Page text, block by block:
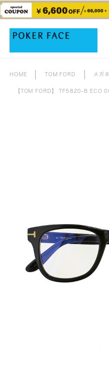
HOME TOM FORD メガネ
【TOM FORD】 TF5820-B ECO